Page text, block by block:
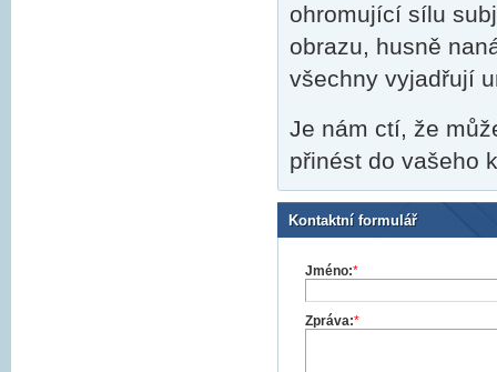
ohromující sílu
obrazu, husně
všechny vyjadřují
Je nám ctí, že
přinést do vašeho
Kontaktní formulář
Jméno:*
Zpráva:*